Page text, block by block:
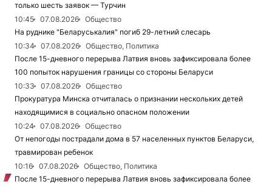
только шесть заявок — Турчин
10:45
07.08.2026
Общество
На руднике "Беларуськалия" погиб 29-летний слесарь
10:34
07.08.2026
Общество, Политика
После 15-дневного перерыва Латвия вновь зафиксировала более
100 попыток нарушения границы со стороны Беларуси
10:33
07.08.2026
Общество
Прокуратура Минска отчиталась о признании нескольких детей
находящимися в социально опасном положении
10:24
07.08.2026
Общество
От непогоды пострадали дома в 57 населенных пунктов Беларуси,
травмирован ребенок
10:16
07.08.2026
Общество, Политика
После 15-дневного перерыва Латвия вновь зафиксировала более